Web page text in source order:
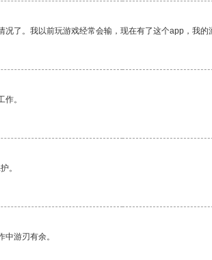
了。我以前玩游戏经常会输，现在有了这个app，我的
。
。
游刃有余。